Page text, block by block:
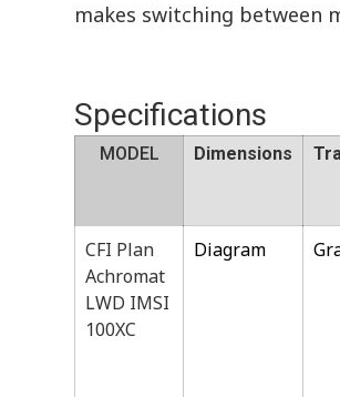
makes switching between
Specifications
MODEL Dimensions
CFI Plan
Achromat
LWD IMSI
100XC
Diagram